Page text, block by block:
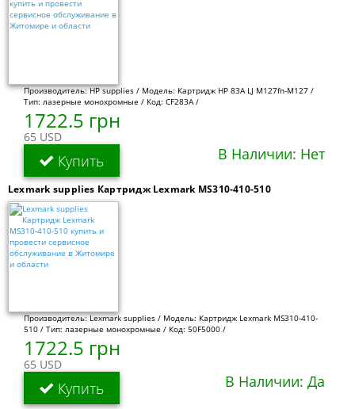
Производитель: HP supplies / Модель: Картридж HP 83A LJ M127fn-M127 /
Тип: лазерные монохромные / Код: CF283A /
1722.5 грн
65 USD
Купить В Наличии: Нет
Lexmark supplies Картридж Lexmark MS310-410-510
Производитель: Lexmark supplies / Модель: Картридж Lexmark MS310-410-
510 / Тип: лазерные монохромные / Код: 50F5000 /
1722.5 грн
65 USD
Купить В Наличии: Да